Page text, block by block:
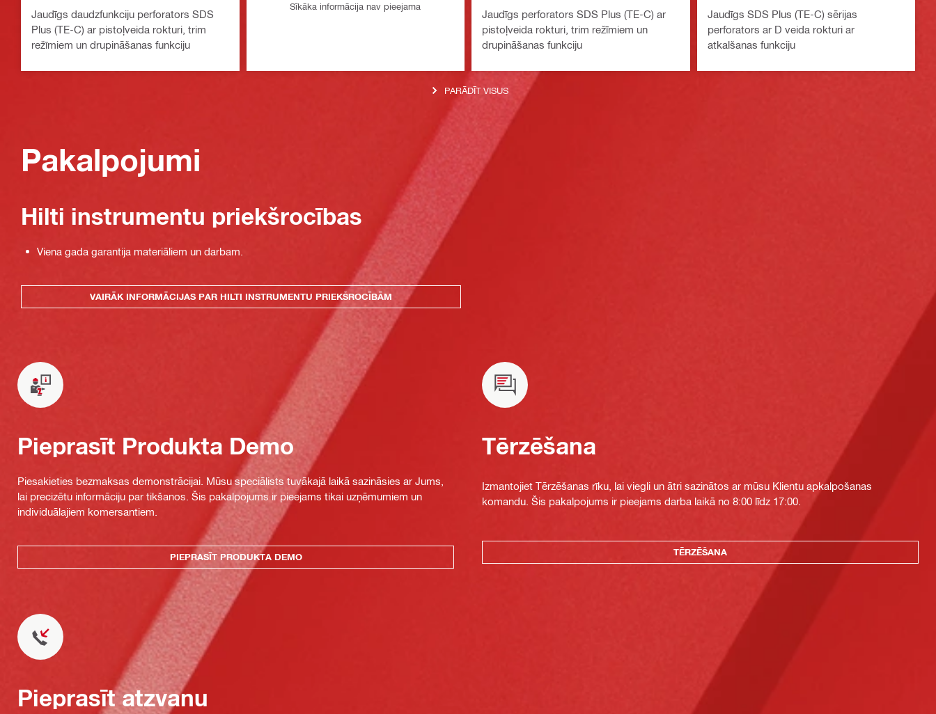
Jaudīgs daudzfunkciju perforators SDS
Plus (TE-C) ar pistoļveida rokturi, trim
režīmiem un drupināšanas funkciju
Sīkāka informācija nav pieejama
Jaudīgs perforators SDS Plus (TE-C) ar
pistoļveida rokturi, trim režīmiem un
drupināšanas funkciju
Jaudīgs SDS Plus (TE-C) sērijas
perforators ar D veida rokturi ar
atkalšanas funkciju
PARĀDĪT VISUS
Pakalpojumi
Hilti instrumentu priekšrocības
Viena gada garantija materiāliem un darbam.
VAIRĀK INFORMĀCIJAS PAR HILTI INSTRUMENTU PRIEKŠROCĪBĀM
Pieprasīt Produkta Demo
Piesakieties bezmaksas demonstrācijai. Mūsu speciālists tuvākajā laikā sazināsies ar Jums,
lai precizētu informāciju par tikšanos. Šis pakalpojums ir pieejams tikai uzņēmumiem un
individuālajiem komersantiem.
PIEPRASĪT PRODUKTA DEMO
Tērzēšana
Izmantojiet Tērzēšanas rīku, lai viegli un ātri sazinātos ar mūsu Klientu apkalpošanas
komandu. Šis pakalpojums ir pieejams darba laikā no 8:00 līdz 17:00.
TĒRZĒŠANA
Pieprasīt atzvanu